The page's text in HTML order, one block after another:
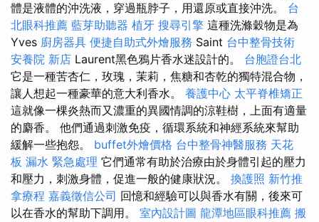
體是液體的沖洗液，穿過瓶脖子，用還原或直接沖洗。 台
北眼科推薦 藍芽助聽器 植牙 搜尋引擎 這種洗滌穀物是為
Yves 廚房器具 便捷自助式外燴服務 Saint 台中整骨技術
安養院 新店 Laurent黑色鴉片香水迷設計的。 台胞證台北
它是一種苦杏仁，玫瑰，茉莉，焦糖和杏乾的獨特混合物，
讓人想起一種豪華的意大利香水。 養護中心 太平脊椎矯正
這就像一棵炎熱而又濃重的異國情調的涼鞋樹，上面有適量
的麝香。 他們通過刺激免疫，循環系統和神經系統來幫助
緩解一些抱怨。 buffet外燴價格 台中整骨神醫服務 天花
板 漏水 緊急處理 它們通常有助於治療由於身體引起的壓力
和壓力，刺激身體，促進一般的健康狀況。 換護照 新竹推
拿療程 嘉義徵信公司 回憶和經驗可以與香水有關，後來可
以在香水的幫助下調用。 室內設計圖 龍潭地區眼科推薦 搬